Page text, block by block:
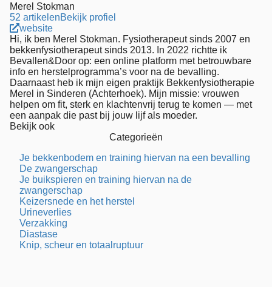
Merel Stokman
52 artikelenBekijk profiel
website
Hi, ik ben Merel Stokman. Fysiotherapeut sinds 2007 en
bekkenfysiotherapeut sinds 2013. In 2022 richtte ik
Bevallen&Door op: een online platform met betrouwbare
info en herstelprogramma’s voor na de bevalling.
Daarnaast heb ik mijn eigen praktijk Bekkenfysiotherapie
Merel in Sinderen (Achterhoek). Mijn missie: vrouwen
helpen om fit, sterk en klachtenvrij terug te komen — met
een aanpak die past bij jouw lijf als moeder.
Bekijk ook
Categorieën
Je bekkenbodem en training hiervan na een bevalling
De zwangerschap
Je buikspieren en training hiervan na de
zwangerschap
Keizersnede en het herstel
Urineverlies
Verzakking
Diastase
Knip, scheur en totaalruptuur